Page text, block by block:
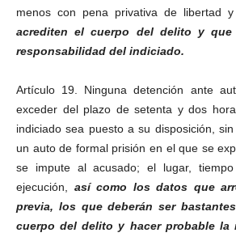
Telegram
menos con pena privativa de libertad y
acrediten el cuerpo del delito y que
responsabilidad del indiciado.
Artículo 19. Ninguna detención ante
exceder del plazo de setenta y dos
indiciado sea puesto a su disposición,
un auto de formal prisión en el que se
se impute al acusado; el lugar,
ejecución, así como los datos que
previa, los que deberán ser
cuerpo del delito y hacer probable la